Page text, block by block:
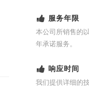
服务年限
本公司所销售的
年承诺服务。
响应时间
我们提供详细的